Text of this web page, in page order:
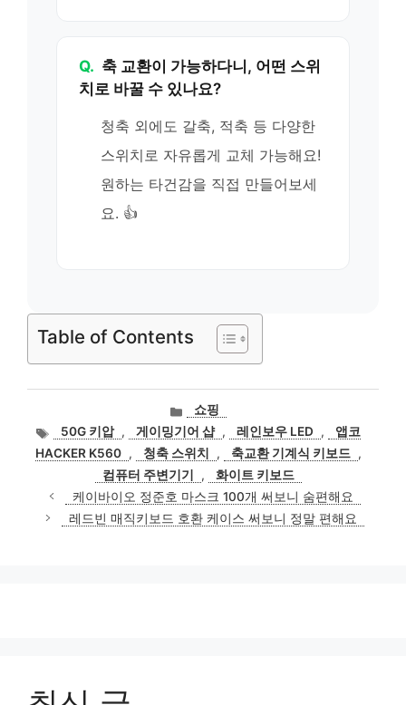
Q. 축 교환이 가능하다니, 어떤 스위
치로 바꿀 수 있나요?
청축 외에도 갈축, 적축 등 다양한
스위치로 자유롭게 교체 가능해요!
원하는 타건감을 직접 만들어보세
요. 👍
Table of Contents
카
테
고
리
쇼핑
태
그
50G 키압 , 게이밍기어 샵 , 레인보우 LED ,
앱코
HACKER K560 , 청축 스위치 , 축교환 기계식 키보드 ,
컴퓨터 주변기기
,
화이트 키보드
케이바이오 정준호 마스크 100개 써보니 숨편해요
레드빈 매직키보드 호환 케이스 써보니 정말 편해요